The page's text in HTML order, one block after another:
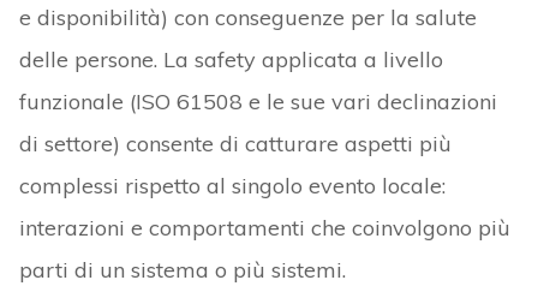
e disponibilità) con conseguenze per la salute
delle persone. La safety applicata a livello
funzionale (ISO 61508 e le sue vari declinazioni
di settore) consente di catturare aspetti più
complessi rispetto al singolo evento locale:
interazioni e comportamenti che coinvolgono più
parti di un sistema o più sistemi.